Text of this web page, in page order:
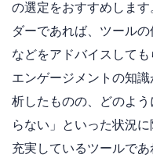
の選定をおすすめしま
ダーであれば、ツール
などをアドバイスしても
エンゲージメントの知
析したものの、どのよ
らない」といった状況
充実しているツールで